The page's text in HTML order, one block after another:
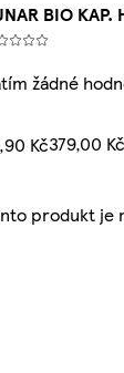
BIO KAP.
žádné
Kč379,00
produkt je